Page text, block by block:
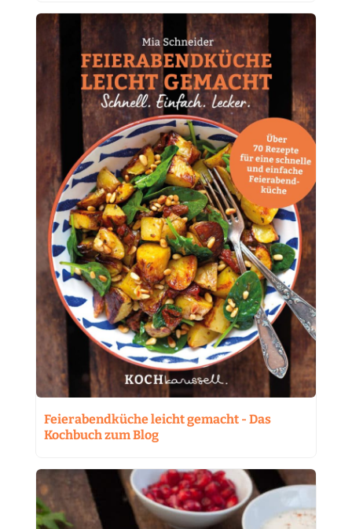
Feierabendküche leicht gemacht - Das
Kochbuch zum Blog